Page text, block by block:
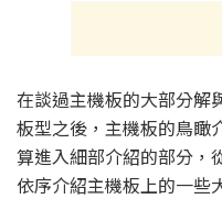
在談過主機板的大部分解
板型之後，主機板的鳥瞰
算進入細部介紹的部分，
依序介紹主機板上的一些